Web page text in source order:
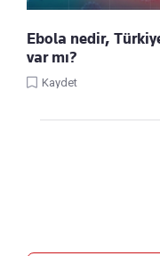
Ebola nedir,
var mı?
Kaydet